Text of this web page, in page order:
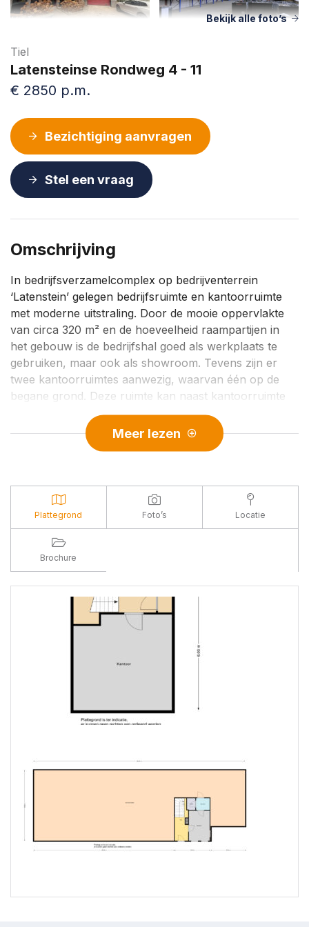
Bekijk alle foto’s
Tiel
Latensteinse Rondweg 4 - 11
€ 2850 p.m.
Bezichtiging aanvragen
Stel een vraag
Omschrijving
In bedrijfsverzamelcomplex op bedrijventerrein
‘Latenstein’ gelegen bedrijfsruimte en kantoorruimte
met moderne uitstraling. Door de mooie oppervlakte
van circa 320 m² en de hoeveelheid raampartijen in
het gebouw is de bedrijfshal goed als werkplaats te
gebruiken, maar ook als showroom. Tevens zijn er
twee kantoorruimtes aanwezig, waarvan één op de
begane grond. Deze ruimte kan naast kantoorruimte
ideaal worden gebruikt als ontvangstruimte. Omheind
buitenterrein van tenminste 165 m².
grote diversiteit aan bedrijven.
INDELING:
Begane grond: entree met meterkast en trapopgang,
ontvangst/kantoorruimte, pantry, toilet en de grote
bedrijfsruimte en entresolvloer welke ter overname
word aangeboden
1e verdieping: kantoor
– oppervlakte werkplaats / showroom ca. 320 m²
– oppervlakte kantoorruimte ca. 60 m² v.v.o.
– ter overname een entresolvloer van circa 50 m²
– er zijn voor deze advertentie oudere foto’s gebruikt
van de bedrijfsruimte waar de entresol vloer nog niet
‘Bedrijventerrein’ t/m categorie 3.2. Deze bestemming
Meer lezen
Plattegrond Foto’s Locatie
Brochure